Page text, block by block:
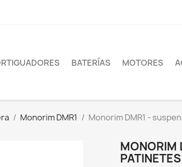
BATERÍAS MOTORES
Monorim DMR1 Monorim DMR1 -
MONORIM